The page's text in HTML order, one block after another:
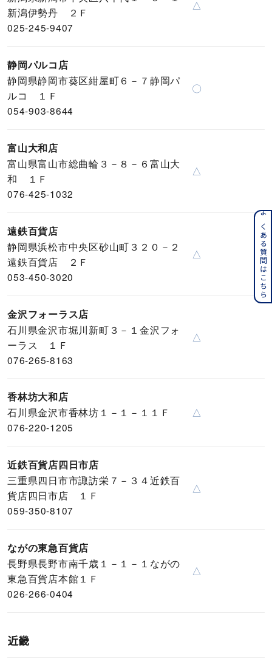
新潟伊勢丹 ２Ｆ
025-245-9407
△
静岡パルコ店
静岡県静岡市葵区紺屋町６－７静岡パ
ルコ １Ｆ
054-903-8644
〇
富山大和店
富山県富山市総曲輪３－８－６富山大
和 １Ｆ
076-425-1032
△
遠鉄百貨店
静岡県浜松市中央区砂山町３２０－２
遠鉄百貨店 ２Ｆ
053-450-3020
△
金沢フォーラス店
石川県金沢市堀川新町３－１金沢フォ
ーラス １Ｆ
076-265-8163
△
香林坊大和店
石川県金沢市香林坊１－１－１１Ｆ
076-220-1205
△
近鉄百貨店四日市店
三重県四日市市諏訪栄７－３４近鉄百
貨店四日市店 １Ｆ
059-350-8107
△
ながの東急百貨店
長野県長野市南千歳１－１－１ながの
東急百貨店本館１Ｆ
026-266-0404
△
近畿
よくある質問はこちら